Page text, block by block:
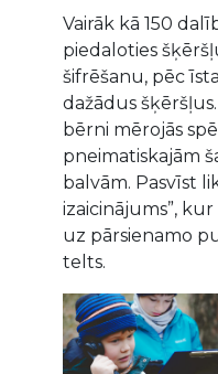
Vairāk kā 150
piedaloties
šifrēšanu, pēc
dažādus
bērni mērojās
pneimatiskajām
balvām. Pasvīst
izaicinājums”,
uz pārsienamo
telts.